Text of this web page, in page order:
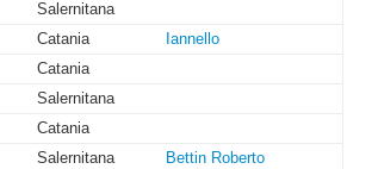
Salernitana
Catania
Iannello
Catania
Salernitana
Catania
Salernitana
Bettin Roberto